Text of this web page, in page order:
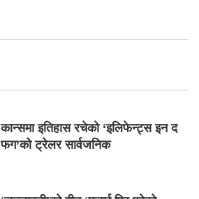
कान्समा इतिहास रचेको ‘इलिफेन्ट्स इन द
फग’को ट्रेलर सार्वजनिक